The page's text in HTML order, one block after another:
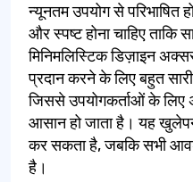
न्यूनतम उपयोग से परिभाषित
और स्पष्ट होना चाहिए ताकि
मिनिमलिस्टिक डिज़ाइन
प्रदान करने के लिए बहुत
जिससे उपयोगकर्ताओं के
आसान हो जाता है। यह
कर सकता है, जबकि सभी
है।